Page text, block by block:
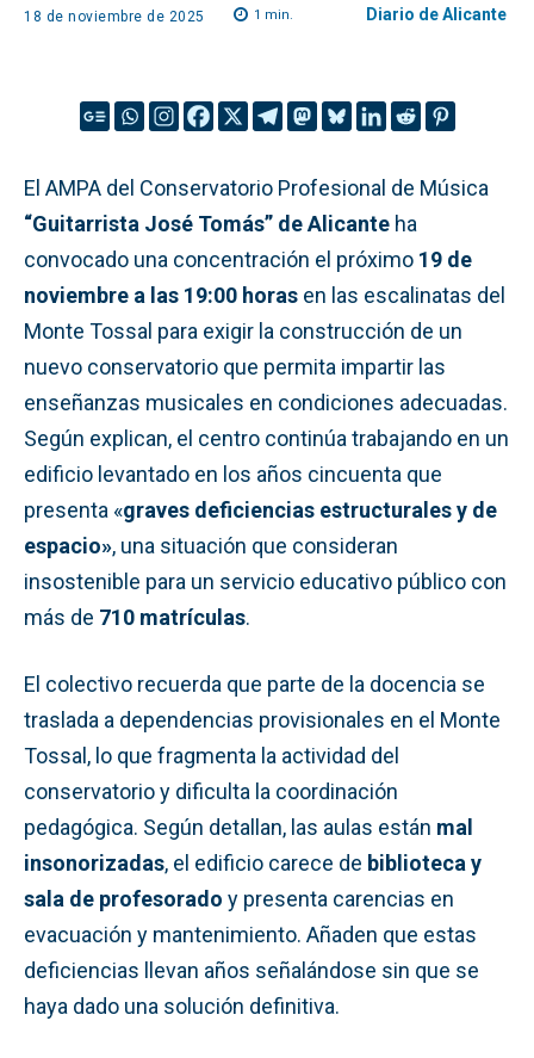
18 de noviembre de 2025 1 min. Diario de Alicante
El AMPA del Conservatorio Profesional de Música
“Guitarrista José Tomás” de Alicante ha
convocado una concentración el próximo 19 de
noviembre a las 19:00 horas en las escalinatas del
Monte Tossal para exigir la construcción de un
nuevo conservatorio que permita impartir las
enseñanzas musicales en condiciones adecuadas.
Según explican, el centro continúa trabajando en un
edificio levantado en los años cincuenta que
presenta «graves deficiencias estructurales y de
espacio», una situación que consideran
insostenible para un servicio educativo público con
más de 710 matrículas.
El colectivo recuerda que parte de la docencia se
traslada a dependencias provisionales en el Monte
Tossal, lo que fragmenta la actividad del
conservatorio y dificulta la coordinación
pedagógica. Según detallan, las aulas están mal
insonorizadas, el edificio carece de biblioteca y
sala de profesorado y presenta carencias en
evacuación y mantenimiento. Añaden que estas
deficiencias llevan años señalándose sin que se
haya dado una solución definitiva.